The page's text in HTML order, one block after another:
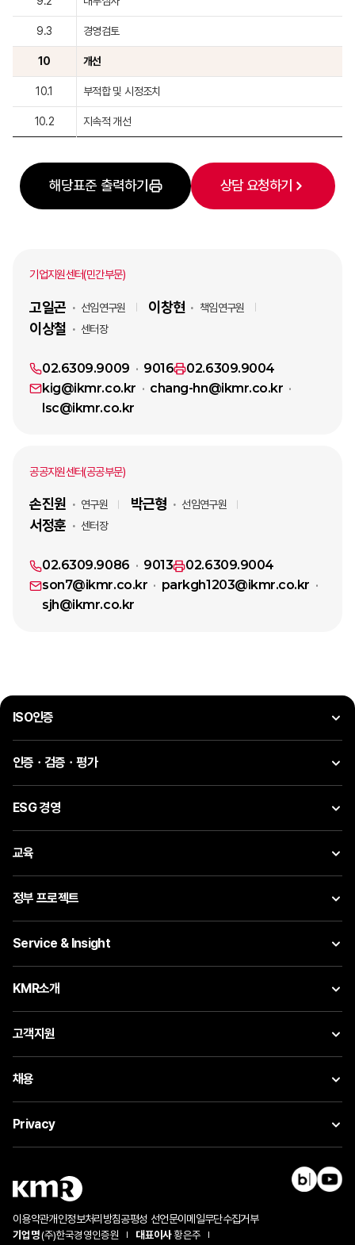
9.3 경영검토
10 개선
10.1 부적합 및 시정조치
10.2 지속적 개선
해당표준 출력하기 상담 요청하기
기업지원센터(민간부문)
고일곤 선임연구원 이창현 책임연구원
이상철 센터장
02.6309.9009 9016
02.6309.9004
kig@ikmr.co.kr
chang-hn@ikmr.co.kr
lsc@ikmr.co.kr
공공지원센터(공공부문)
손진원 연구원 박근형 선임연구원
서정훈 센터장
02.6309.9086 9013
02.6309.9004
son7@ikmr.co.kr
parkgh1203@ikmr.co.kr
sjh@ikmr.co.kr
ISO인증
인증ㆍ검증ㆍ평가
ESG 경영
교육
정부 프로젝트
Service & Insight
KMR소개
고객지원
채용
Privacy
이용약관개인정보처리방침공평성 선언문이메일무단수집거부
기업명(주)한국경영인증원 대표이사황은주